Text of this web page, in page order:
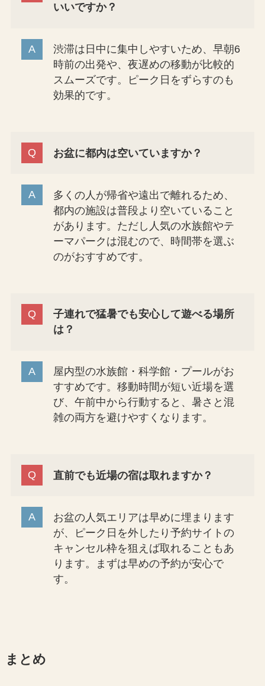
いいですか？
渋滞は日中に集中しやすいため、早朝6
時前の出発や、夜遅めの移動が比較的
スムーズです。ピーク日をずらすのも
効果的です。
お盆に都内は空いていますか？
多くの人が帰省や遠出で離れるため、
都内の施設は普段より空いていること
があります。ただし人気の水族館やテ
ーマパークは混むので、時間帯を選ぶ
のがおすすめです。
子連れで猛暑でも安心して遊べる場所
は？
屋内型の水族館・科学館・プールがお
すすめです。移動時間が短い近場を選
び、午前中から行動すると、暑さと混
雑の両方を避けやすくなります。
直前でも近場の宿は取れますか？
お盆の人気エリアは早めに埋まります
が、ピーク日を外したり予約サイトの
キャンセル枠を狙えば取れることもあ
ります。まずは早めの予約が安心で
す。
まとめ